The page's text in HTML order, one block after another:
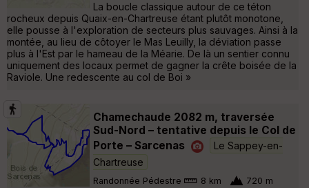
La boucle classique autour de ce téton
rocheux depuis Quaix-en-Chartreuse étant plutôt monotone,
elle pousse à l'exploration de secteurs plus sauvages. Ainsi à la
montée, au lieu de côtoyer le Mas Leuilly, la déviation passe
plus à l'Est par le hameau de la Méarie. De là un sentier connu
uniquement des locaux permet de gagner la crête boisée de la
Raviole. Une redescente au col de Boi »
Chamechaude 2082 m, traversée
Sud-Nord – tentative depuis le Col de
Porte – Sarcenas
Le Sappey-en-
Chartreuse
Randonnée Pédestre 8 km 720 m